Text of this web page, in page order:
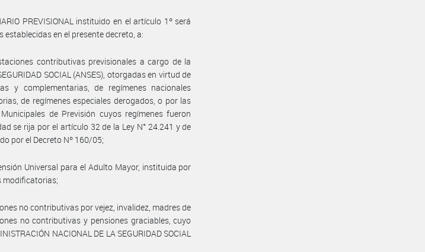
PREVISIONAL instituido en el artículo 1º será
en el presente decreto, a:
contributivas previsionales a cargo de la
SOCIAL (ANSES), otorgadas en virtud de
y complementarias, de regímenes nacionales
de regímenes especiales derogados, o por las
de Previsión cuyos regímenes fueron
se rija por el artículo 32 de la Ley N° 24.241 y de
por el Decreto Nº 160/05;
Universal para el Adulto Mayor, instituida por
modificatorias;
no contributivas por vejez, invalidez, madres de
no contributivas y pensiones graciables, cuyo
NACIONAL DE LA SEGURIDAD SOCIAL